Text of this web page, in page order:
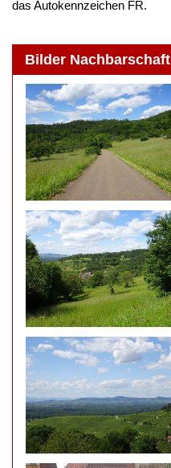
das Autokennzeichen FR.
Bilder Nachbarschaft